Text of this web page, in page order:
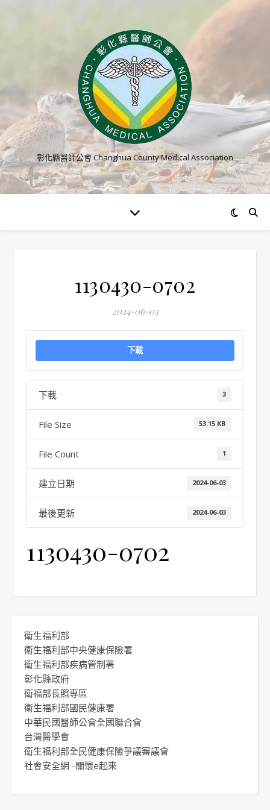
彰化縣醫師公會 Changhua County Medical Association
1130430-0702
2024-06-03
下載
下載 3
File Size 53.15 KB
File Count 1
建立日期 2024-06-03
最後更新 2024-06-03
1130430-0702
衛生福利部
衛生福利部中央健康保險署
衛生福利部疾病管制署
彰化縣政府
衛福部長照專區
衛生福利部國民健康署
中華民國醫師公會全國聯合會
台灣醫學會
衛生福利部全民健康保險爭議審議會
社會安全網 -關懷e起來